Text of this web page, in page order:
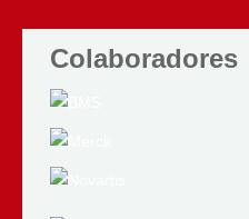
Colaboradores